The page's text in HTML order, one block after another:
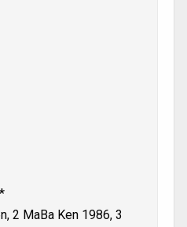
2 MaBa Ken 1986, 3